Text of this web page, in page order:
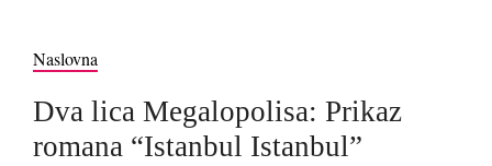
Naslovna
Dva lica Megalopolisa: Prikaz
romana “Istanbul Istanbul”